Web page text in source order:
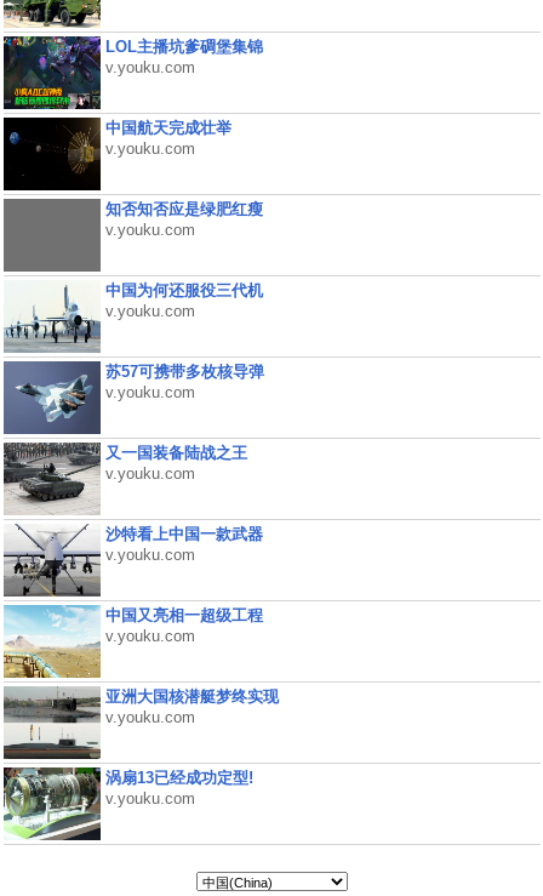
LOL主播坑爹碉堡集锦
v.youku.com
中国航天完成壮举
v.youku.com
知否知否应是绿肥红瘦
v.youku.com
中国为何还服役三代机
v.youku.com
苏57可携带多枚核导弹
v.youku.com
又一国装备陆战之王
v.youku.com
沙特看上中国一款武器
v.youku.com
中国又亮相一超级工程
v.youku.com
亚洲大国核潜艇梦终实现
v.youku.com
涡扇13已经成功定型!
v.youku.com